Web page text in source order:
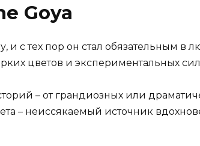
Goya
и с тех пор он стал обязательным в
цветов и экспериментальных
– от грандиозных или
– неиссякаемый источник